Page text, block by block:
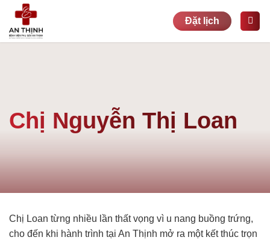
nội
Đặt lịch
Chị Nguyễn Thị Loan
Chị Loan từng nhiều lần thất vọng vì u nang buồng trứng,
cho đến khi hành trình tại An Thịnh mở ra một kết thúc trọn